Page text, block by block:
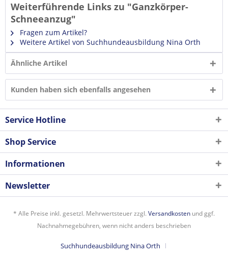
Weiterführende Links zu "Ganzkörper-
Schneeanzug"
Fragen zum Artikel?
Weitere Artikel von Suchhundeausbildung Nina Orth
Ähnliche Artikel
Kunden haben sich ebenfalls angesehen
Service Hotline
Shop Service
Informationen
Newsletter
* Alle Preise inkl. gesetzl. Mehrwertsteuer zzgl. Versandkosten und ggf.
Nachnahmegebühren, wenn nicht anders beschrieben
Suchhundeausbildung Nina Orth